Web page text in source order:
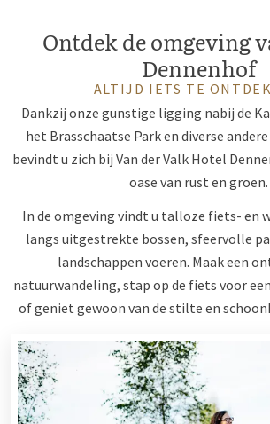
Ontdek de omgeving
Dennenhof
ALTIJD IETS TE
Dankzij onze gunstige ligging nabij de
het Brasschaatse Park en diverse
bevindt u zich bij Van der Valk Hotel
oase van rust en groen.
In de omgeving vindt u talloze fiets- en
langs uitgestrekte bossen, sfeervolle
landschappen voeren. Maak een
natuurwandeling, stap op de fiets voor
of geniet gewoon van de stilte en